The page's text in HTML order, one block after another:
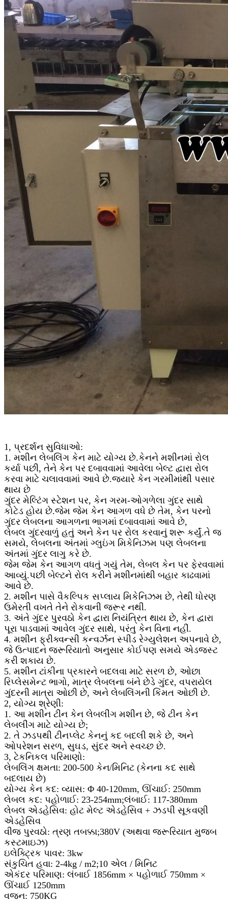
1, પ્રદર્શન સુવિધાઓ:
1. મશીન લેબલિંગ કેન માટે યોગ્ય છે.કેનને મશીનમાં રોલ
કર્યા પછી, તેને કેન પર દબાવવામાં આવેલા બેલ્ટ દ્વારા રોલ
કરવા માટે ચલાવવામાં આવે છે.જ્યારે કેન ગરમીમાંથી પસાર
થાય છે
ગુંદર મેલ્ટિંગ સ્ટેશન પર, કેન ગરમ-ઓગળેલા ગુંદર સાથે
કોટેડ હોય છે.જેમ જેમ કેન આગળ વધે છે તેમ, કેન પરનો
ગુંદર લેબલના આગળના ભાગમાં દબાવવામાં આવે છે,
લેબલ ગુંદરવાળું હતું અને કેન પર રોલ કરવાનું શરૂ કર્યું.તે જ
સમયે, લેબલના અંતમાં ગ્લુઇંગ મિકેનિઝમ પણ લેબલના
અંતમાં ગુંદર લાગુ કરે છે.
જેમ જેમ કેન આગળ વધતું ગયું તેમ, લેબલ કેન પર ફેરવવામાં
આવ્યું.પછી બેલ્ટને રોલ કરીને મશીનમાંથી બહાર કાઢવામાં
આવે છે.
2. મશીન પાસે વૈકલ્પિક સપ્લાય મિકેનિઝમ છે, તેથી ધોરણ
ઉમેરતી વખતે તેને રોકવાની જરૂર નથી.
3. અંતે ગુંદર પુરવઠો કેન દ્વારા નિયંત્રિત થાય છે, કેન દ્વારા
પૂરા પાડવામાં આવેલ ગુંદર સાથે, પરંતુ કેન વિના નહીં.
4. મશીન ફ્રીક્વન્સી કન્વર્ઝન સ્પીડ રેગ્યુલેશન અપનાવે છે,
જે ઉત્પાદન જરૂરિયાતો અનુસાર કોઈપણ સમયે એડજસ્ટ
કરી શકાય છે.
5. મશીન ટાંકીના પ્રકારને બદલવા માટે સરળ છે, ઓછા
રિપ્લેસમેન્ટ ભાગો, માત્ર લેબલના બંને છેડે ગુંદર, વપરાયેલ
ગુંદરની માત્રા ઓછી છે, અને લેબલિંગની કિંમત ઓછી છે.
2, યોગ્ય શ્રેણી:
1. આ મશીન ટીન કેન લેબલીંગ મશીન છે, જે ટીન કેન
લેબલીંગ માટે યોગ્ય છે;
2. તે ઝડપથી ટીનપ્લેટ કેનનું કદ બદલી શકે છે, અને
ઓપરેશન સરળ, સુઘડ, સુંદર અને સ્વચ્છ છે.
3, ટેકનિકલ પરિમાણો:
લેબલિંગ ક્ષમતા: 200-500 કેન/મિનિટ (કેનના કદ સાથે
બદલાય છે)
યોગ્ય કેન કદ: વ્યાસ: Φ 40-120mm, ઊંચાઈ: 250mm
લેબલ કદ: પહોળાઈ: 23-254mm;લંબાઈ: 117-380mm
લેબલ એડહેસિવ: હોટ મેલ્ટ એડહેસિવ + ઝડપી સૂકવણી
એડહેસિવ
વીજ પુરવઠો: ત્રણ તબક્કા;380V (અથવા જરૂરિયાત મુજબ
કસ્ટમાઇઝ)
ઇલેક્ટ્રિક પાવર: 3kw
સંકુચિત હવા: 2-4kg / m2;10 એલ / મિનિટ
એકંદર પરિમાણ: લંબાઈ 1856mm × પહોળાઈ 750mm ×
ઊંચાઈ 1250mm
વજન: 750KG